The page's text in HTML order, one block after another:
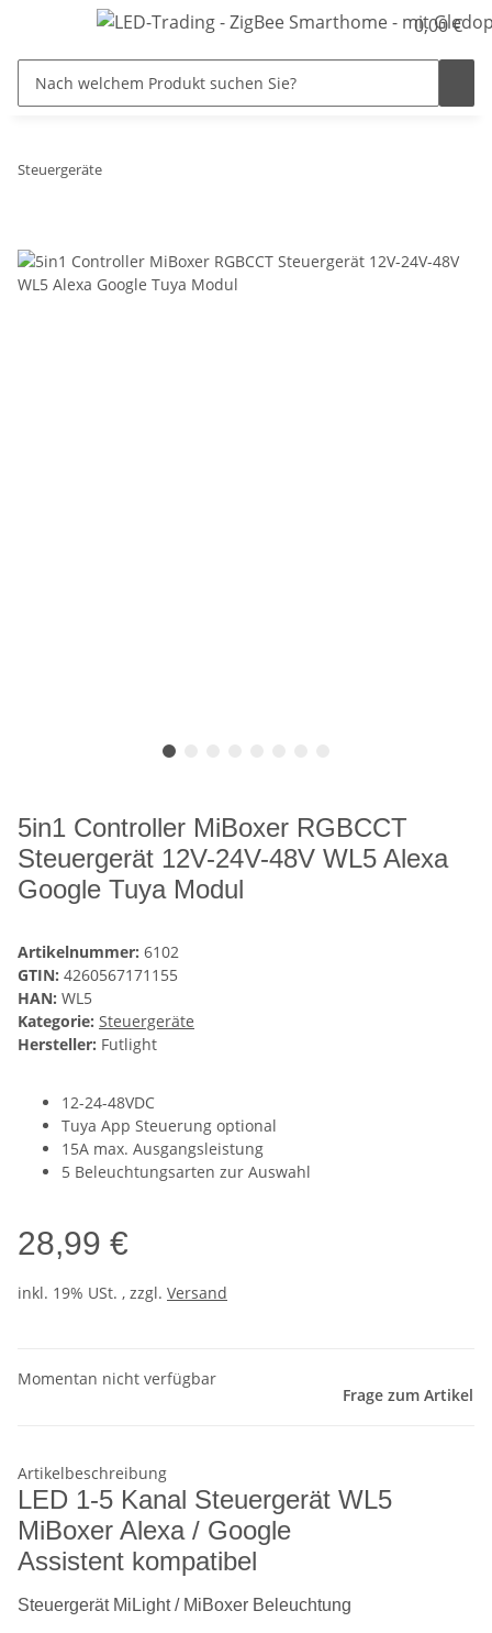
0,00 €
Steuergeräte
5in1 Controller MiBoxer RGBCCT
Steuergerät 12V-24V-48V WL5 Alexa
Google Tuya Modul
Artikelnummer: 6102
GTIN: 4260567171155
HAN: WL5
Kategorie: Steuergeräte
Hersteller: Futlight
12-24-48VDC
Tuya App Steuerung optional
15A max. Ausgangsleistung
5 Beleuchtungsarten zur Auswahl
28,99 €
inkl. 19% USt. , zzgl. Versand
Momentan nicht verfügbar
Frage zum Artikel
Artikelbeschreibung
LED 1-5 Kanal Steuergerät WL5
MiBoxer Alexa / Google
Assistent kompatibel
Steuergerät MiLight / MiBoxer Beleuchtung